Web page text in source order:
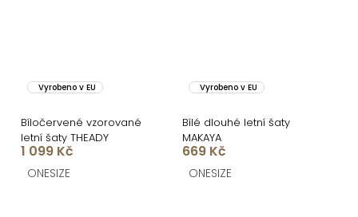
Vyrobeno v EU
Bíločervené vzorované
letní šaty THEADY
1 099 Kč
ONESIZE
Vyrobeno v EU
Bílé dlouhé letní šaty
MAKAYA
669 Kč
ONESIZE